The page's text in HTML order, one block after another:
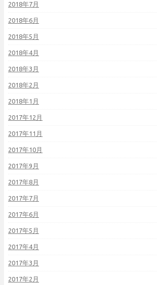
2018年7月
2018年6月
2018年5月
2018年4月
2018年3月
2018年2月
2018年1月
2017年12月
2017年11月
2017年10月
2017年9月
2017年8月
2017年7月
2017年6月
2017年5月
2017年4月
2017年3月
2017年2月